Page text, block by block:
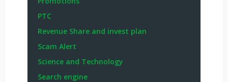
PTC
Revenue Share and invest plan
Scam Alert
Science and Technology
Search engine